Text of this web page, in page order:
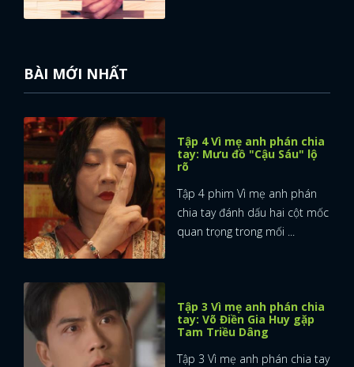
BÀI MỚI NHẤT
Tập 4 Vì mẹ anh phán chia
tay: Mưu đồ "Cậu Sáu" lộ
rõ
Tập 4 phim Vì mẹ anh phán
chia tay đánh dấu hai cột mốc
quan trọng trong mối ...
Tập 3 Vì mẹ anh phán chia
tay: Võ Điền Gia Huy gặp
Tam Triều Dâng
Tập 3 Vì mẹ anh phán chia tay